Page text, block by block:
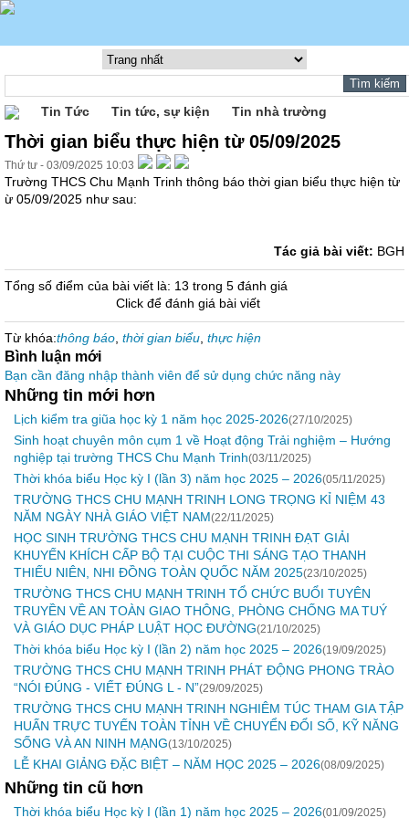
Tin Tức Tin tức, sự kiện Tin nhà trường
Thời gian biểu thực hiện từ 05/09/2025
Thứ tư - 03/09/2025 10:03
Trường THCS Chu Mạnh Trinh thông báo thời gian biểu thực hiện từ
ừ 05/09/2025 như sau:
Tác giả bài viết: BGH
Tổng số điểm của bài viết là: 13 trong 5 đánh giá
Click để đánh giá bài viết
Từ khóa:thông báo thời gian biểu thực hiện
Bình luận mới
Bạn cần đăng nhập thành viên để sử dụng chức năng này
Những tin mới hơn
Lịch kiểm tra giũa học kỳ 1 năm học 2025-2026(27/10/2025)
Sinh hoạt chuyên môn cụm 1 về Hoạt động Trải nghiệm – Hướng
nghiệp tại trường THCS Chu Mạnh Trinh(03/11/2025)
Thời khóa biểu Học kỳ I (lần 3) năm học 2025 – 2026(05/11/2025)
TRƯỜNG THCS CHU MẠNH TRINH LONG TRỌNG KỈ NIỆM 43
NĂM NGÀY NHÀ GIÁO VIỆT NAM(22/11/2025)
HỌC SINH TRƯỜNG THCS CHU MẠNH TRINH ĐẠT GIẢI
KHUYẾN KHÍCH CẤP BỘ TẠI CUỘC THI SÁNG TẠO THANH
THIẾU NIÊN, NHI ĐỒNG TOÀN QUỐC NĂM 2025(23/10/2025)
TRƯỜNG THCS CHU MẠNH TRINH TỔ CHỨC BUỔI TUYÊN
TRUYỀN VỀ AN TOÀN GIAO THÔNG, PHÒNG CHỐNG MA TUÝ
VÀ GIÁO DỤC PHÁP LUẬT HỌC ĐƯỜNG(21/10/2025)
Thời khóa biểu Học kỳ I (lần 2) năm học 2025 – 2026(19/09/2025)
TRƯỜNG THCS CHU MẠNH TRINH PHÁT ĐỘNG PHONG TRÀO
“NÓI ĐÚNG - VIẾT ĐÚNG L - N”(29/09/2025)
TRƯỜNG THCS CHU MẠNH TRINH NGHIÊM TÚC THAM GIA TẬP
HUẤN TRỰC TUYẾN TOÀN TỈNH VỀ CHUYỂN ĐỔI SỐ, KỸ NĂNG
SỐNG VÀ AN NINH MẠNG(13/10/2025)
LỄ KHAI GIẢNG ĐẶC BIỆT – NĂM HỌC 2025 – 2026(08/09/2025)
Những tin cũ hơn
Thời khóa biểu Học kỳ I (lần 1) năm học 2025 – 2026(01/09/2025)